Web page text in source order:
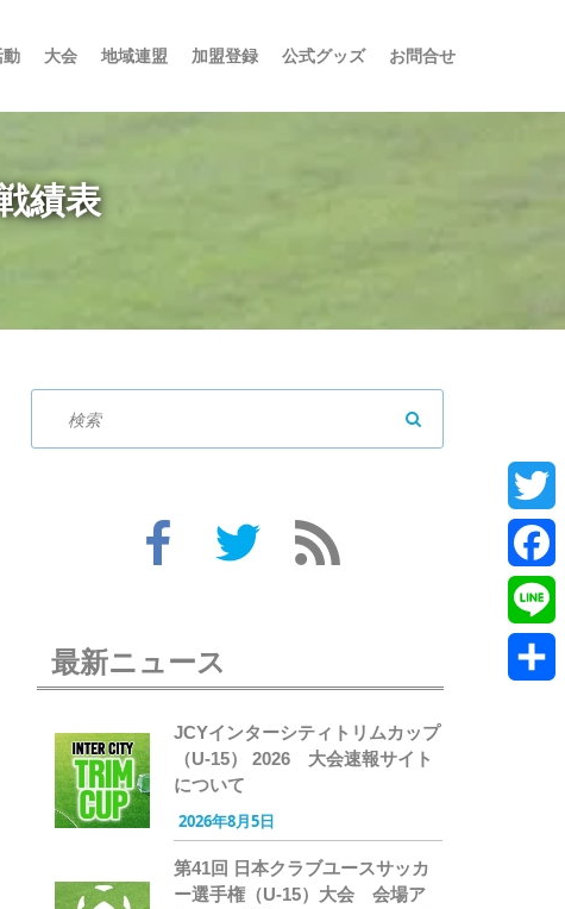
動 大会 地域連盟 加盟登録 公式グッズ お問合せ
績表
最新ニュース
JCYインターシティトリムカップ
（U-15） 2026 大会速報サイト
について
2026年8月5日
第41回 日本クラブユースサッカ
ー選手権（U-15）大会 会場ア
Line